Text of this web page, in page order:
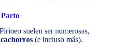
suelen ser numerosas,
(e incluso más).